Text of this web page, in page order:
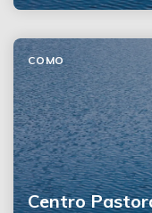
Centro
COMO